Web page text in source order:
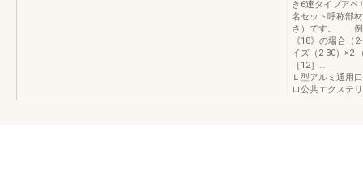
き6連タイプアペ
名セット呼称部
さ）です。 例
《18》の場合（
イズ（2-30）
［12］… 〃-H
Ｌ型アルミ通用
ロ公共エクステ